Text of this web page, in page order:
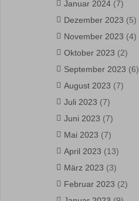
Januar 2024 (7)
Dezember 2023 (5)
November 2023 (4)
Oktober 2023 (2)
September 2023 (6)
August 2023 (7)
Juli 2023 (7)
Juni 2023 (7)
Mai 2023 (7)
April 2023 (13)
März 2023 (3)
Februar 2023 (2)